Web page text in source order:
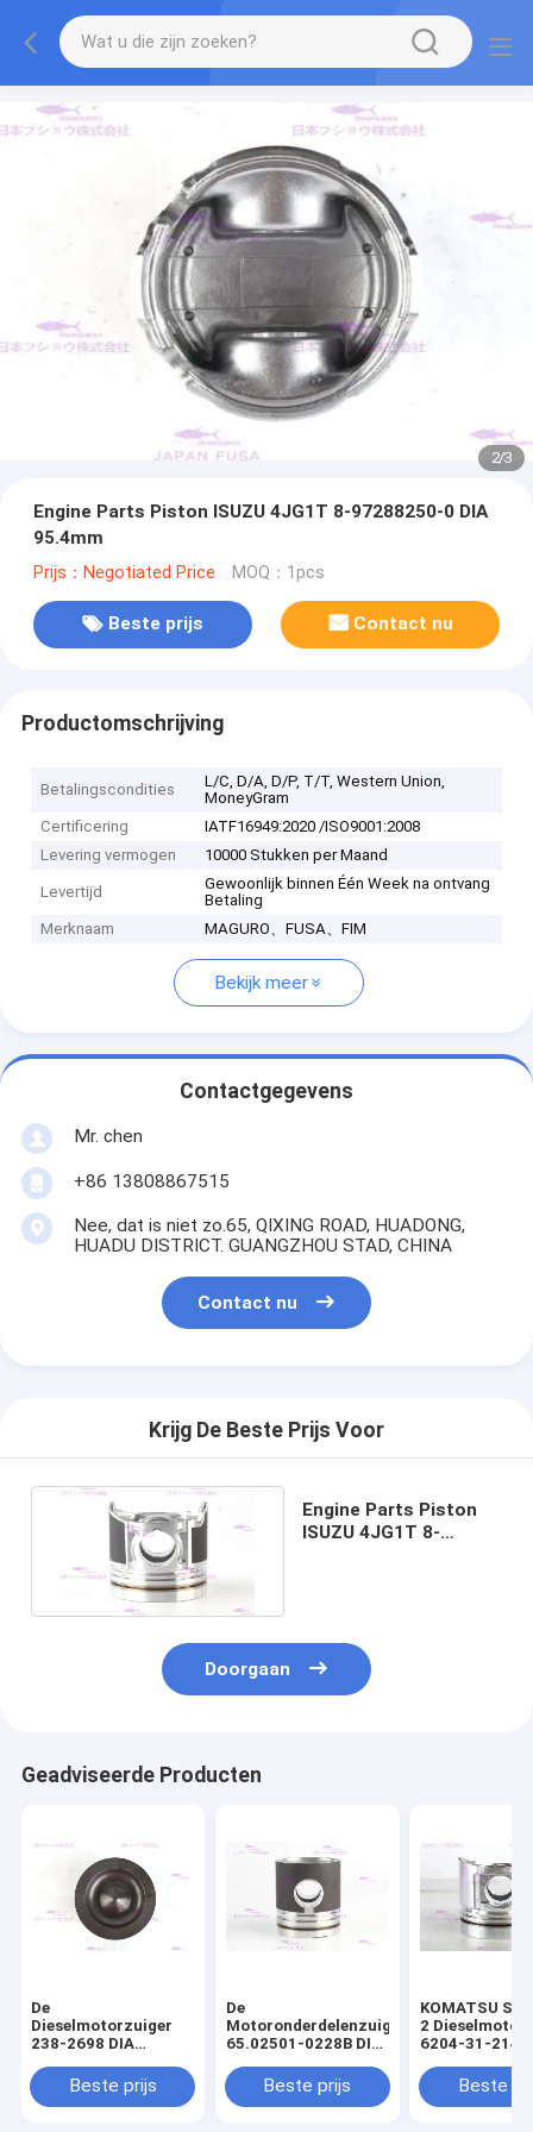
2/3
Engine Parts Piston ISUZU 4JG1T 8-97288250-0 DIA
95.4mm
Prijs：Negotiated Price MOQ：1pcs
Beste prijs Contact nu
Productomschrijving
Betalingscondities
L/C, D/A, D/P, T/T, Western Union,
MoneyGram
Certificering
IATF16949:2020 /ISO9001:2008
Levering vermogen
10000 Stukken per Maand
Levertijd
Gewoonlijk binnen Één Week na ontvang
Betaling
Merknaam
MAGURO、FUSA、FIM
Bekijk meer
Contactgegevens
Mr. chen
+86 13808867515
Nee, dat is niet zo.65, QIXING ROAD, HUADONG,
HUADU DISTRICT. GUANGZHOU STAD, CHINA
Contact nu
Krijg De Beste Prijs Voor
Engine Parts Piston
ISUZU 4JG1T 8-
Doorgaan
Geadviseerde Producten
De
Dieselmotorzuiger
238-2698 DIA
CATERPILLARR C7
Beste prijs
De
Motoronderdelenzuiger
65.02501-0228B DIA
DE08TBeste prijs
KOMATSU
2
6204-31-2141
Beste